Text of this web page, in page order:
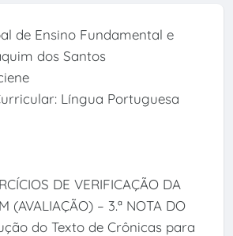
de Ensino Fundamental e
dos Santos
Língua Portuguesa
DE VERIFICAÇÃO DA
(AVALIAÇÃO) – 3.ª NOTA DO
do Texto de Crônicas para